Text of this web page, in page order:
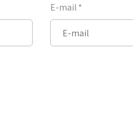
E-mail *